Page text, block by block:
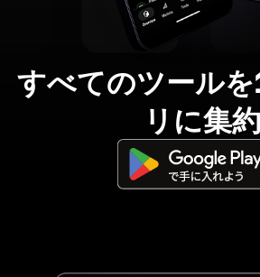
すべてのツール
リに集約